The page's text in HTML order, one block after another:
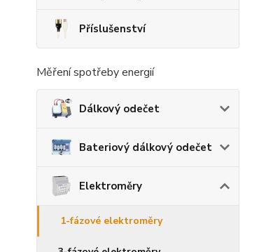
Příslušenství
Měření spotřeby energií
Dálkový odečet
Bateriový dálkový odečet
Elektroměry
1-fázové elektroměry